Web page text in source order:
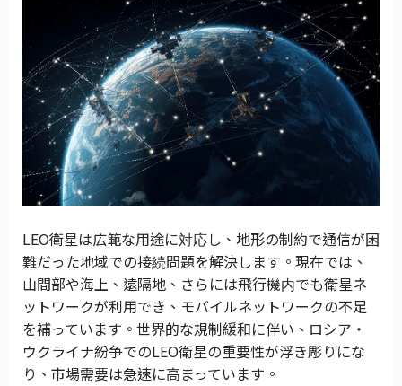
LEO衛星は広範な用途に対応し、地形の制約で通信が困
難だった地域での接続問題を解決します。現在では、
山間部や海上、遠隔地、さらには飛行機内でも衛星ネ
ットワークが利用でき、モバイルネットワークの不足
を補っています。世界的な規制緩和に伴い、ロシア・
ウクライナ紛争でのLEO衛星の重要性が浮き彫りにな
り、市場需要は急速に高まっています。